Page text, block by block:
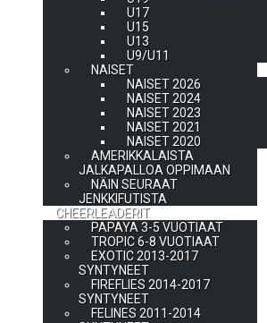
U17
U15
U13
U9/U11
NAISET
NAISET 2026
NAISET 2024
NAISET 2023
NAISET 2021
NAISET 2020
AMERIKKALAISTA
JALKAPALLOA OPPIMAAN
NÄIN SEURAAT
JENKKIFUTISTA
CHEERLEADERIT
PAPAYA 3-5 VUOTIAAT
TROPIC 6-8 VUOTIAAT
EXOTIC 2013-2017
SYNTYNEET
FIREFLIES 2014-2017
SYNTYNEET
FELINES 2011-2014